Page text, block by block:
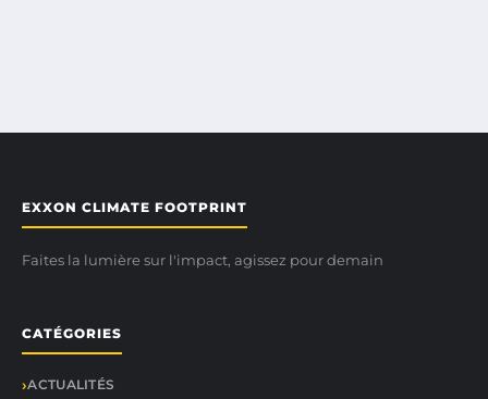
EXXON CLIMATE FOOTPRINT
Faites la lumière sur l'impact, agissez pour demain
CATÉGORIES
ACTUALITÉS